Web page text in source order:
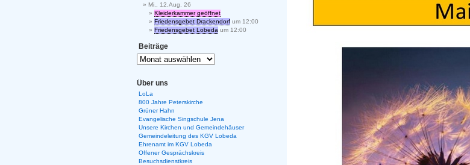
Mi., 12.Aug. 26
Kleiderkammer geöffnet
Friedensgebet Drackendorf um 12:00
Friedensgebet Lobeda um 12:00
Beiträge
Über uns
LoLa
800 Jahre Peterskirche
Grüner Hahn
Evangelische Singschule Jena
Unsere Kirchen und Gemeindehäuser
Gemeindeleitung des KGV Lobeda
Ehrenamt im KGV Lobeda
Offener Gesprächskreis
Besuchsdienstkreis